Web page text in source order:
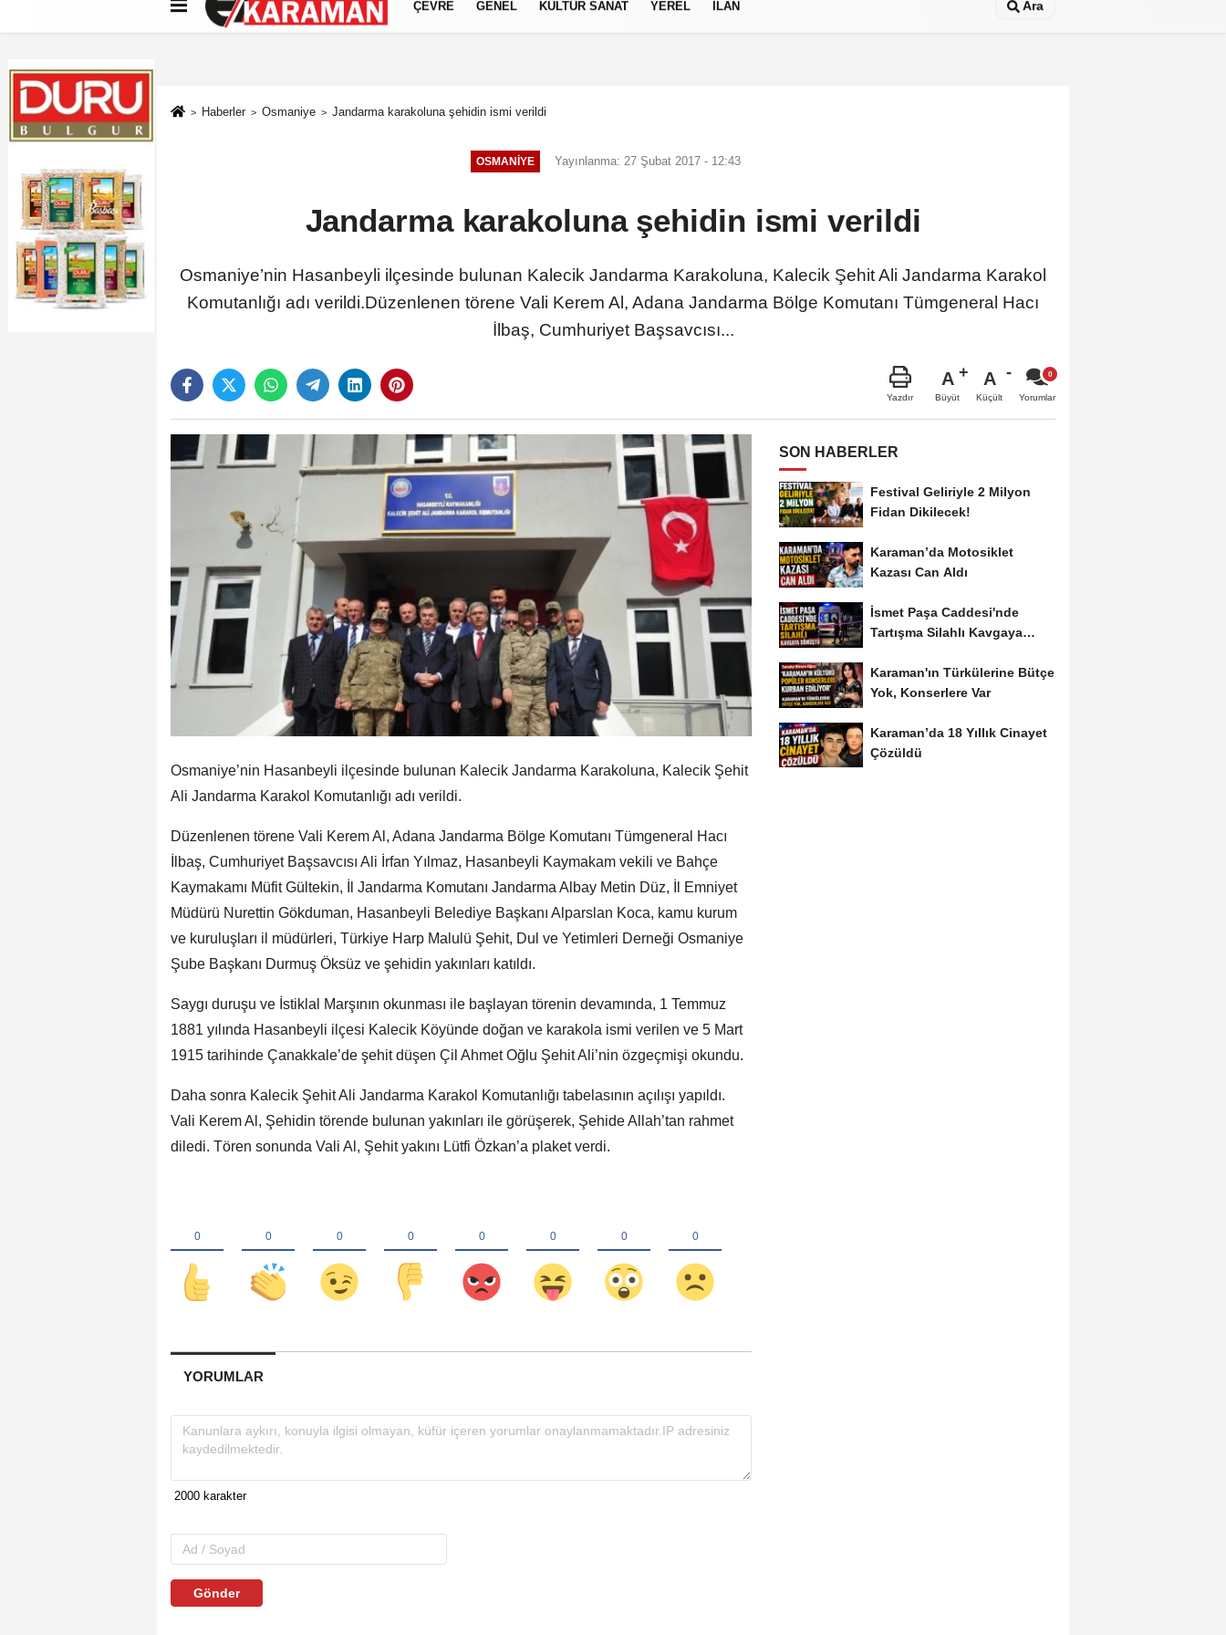
Künye İletişim Çerez Politikası Gizlilik İlkeleri
ÇEVRE GENEL KÜLTÜR SANAT YEREL İLAN Ara
Haberler Osmaniye Jandarma karakoluna şehidin ismi verildi
OSMANIYE Yayınlanma: 27 Şubat 2017 - 12:43
Jandarma karakoluna şehidin ismi verildi
Osmaniye’nin Hasanbeyli ilçesinde bulunan Kalecik Jandarma Karakoluna, Kalecik Şehit Ali Jandarma Karakol
Komutanlığı adı verildi.Düzenlenen törene Vali Kerem Al, Adana Jandarma Bölge Komutanı Tümgeneral Hacı
İlbaş, Cumhuriyet Başsavcısı...
Yazdır
A
Büyüt
A
Küçült Yorumlar
Osmaniye’nin Hasanbeyli ilçesinde bulunan Kalecik Jandarma Karakoluna, Kalecik Şehit
Ali Jandarma Karakol Komutanlığı adı verildi.
Düzenlenen törene Vali Kerem Al, Adana Jandarma Bölge Komutanı Tümgeneral Hacı
İlbaş, Cumhuriyet Başsavcısı Ali İrfan Yılmaz, Hasanbeyli Kaymakam vekili ve Bahçe
Kaymakamı Müfit Gültekin, İl Jandarma Komutanı Jandarma Albay Metin Düz, İl Emniyet
Müdürü Nurettin Gökduman, Hasanbeyli Belediye Başkanı Alparslan Koca, kamu kurum
ve kuruluşları il müdürleri, Türkiye Harp Malulü Şehit, Dul ve Yetimleri Derneği Osmaniye
Şube Başkanı Durmuş Öksüz ve şehidin yakınları katıldı.
Saygı duruşu ve İstiklal Marşının okunması ile başlayan törenin devamında, 1 Temmuz
1881 yılında Hasanbeyli ilçesi Kalecik Köyünde doğan ve karakola ismi verilen ve 5 Mart
1915 tarihinde Çanakkale’de şehit düşen Çil Ahmet Oğlu Şehit Ali’nin özgeçmişi okundu.
Daha sonra Kalecik Şehit Ali Jandarma Karakol Komutanlığı tabelasının açılışı yapıldı.
Vali Kerem Al, Şehidin törende bulunan yakınları ile görüşerek, Şehide Allah’tan rahmet
diledi. Tören sonunda Vali Al, Şehit yakını Lütfi Özkan’a plaket verdi.
YORUMLAR
Gönder
SON HABERLER
Festival Geliriyle 2 Milyon
Fidan Dikilecek!
Karaman’da Motosiklet
Kazası Can Aldı
İsmet Paşa Caddesi'nde
Tartışma Silahlı Kavgaya
Karaman'ın Türkülerine Bütçe
Yok, Konserlere Var
Karaman’da 18 Yıllık Cinayet
Çözüldü